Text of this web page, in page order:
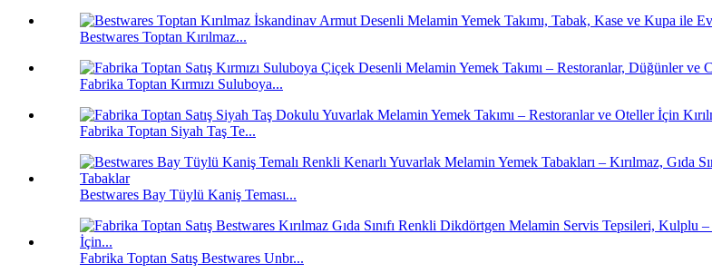
Bestwares Toptan Kırılmaz...
Fabrika Toptan Kırmızı Suluboya...
Fabrika Toptan Siyah Taş Te...
Bestwares Bay Tüylü Kaniş Teması...
Fabrika Toptan Satış Bestwares Unbr...